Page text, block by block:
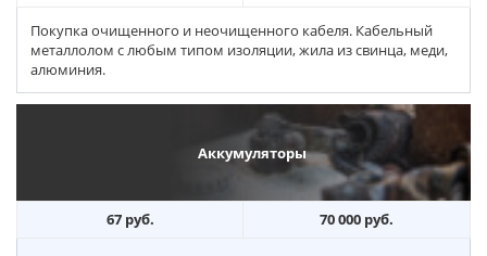
Покупка очищенного и неочищенного кабеля. Кабельный
металлолом с любым типом изоляции, жила из свинца, меди,
алюминия.
Аккумуляторы
67 руб. 70 000 руб.